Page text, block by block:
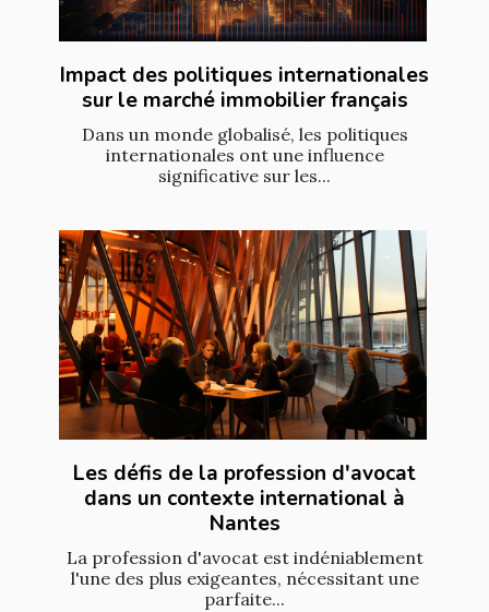
Impact des politiques internationales
sur le marché immobilier français
Dans un monde globalisé, les politiques
internationales ont une influence
significative sur les...
Les défis de la profession d'avocat
dans un contexte international à
Nantes
La profession d'avocat est indéniablement
l'une des plus exigeantes, nécessitant une
parfaite...